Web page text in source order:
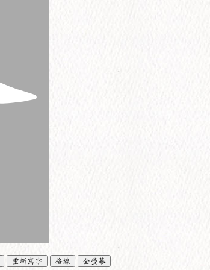
重新寫字 格線 全螢幕